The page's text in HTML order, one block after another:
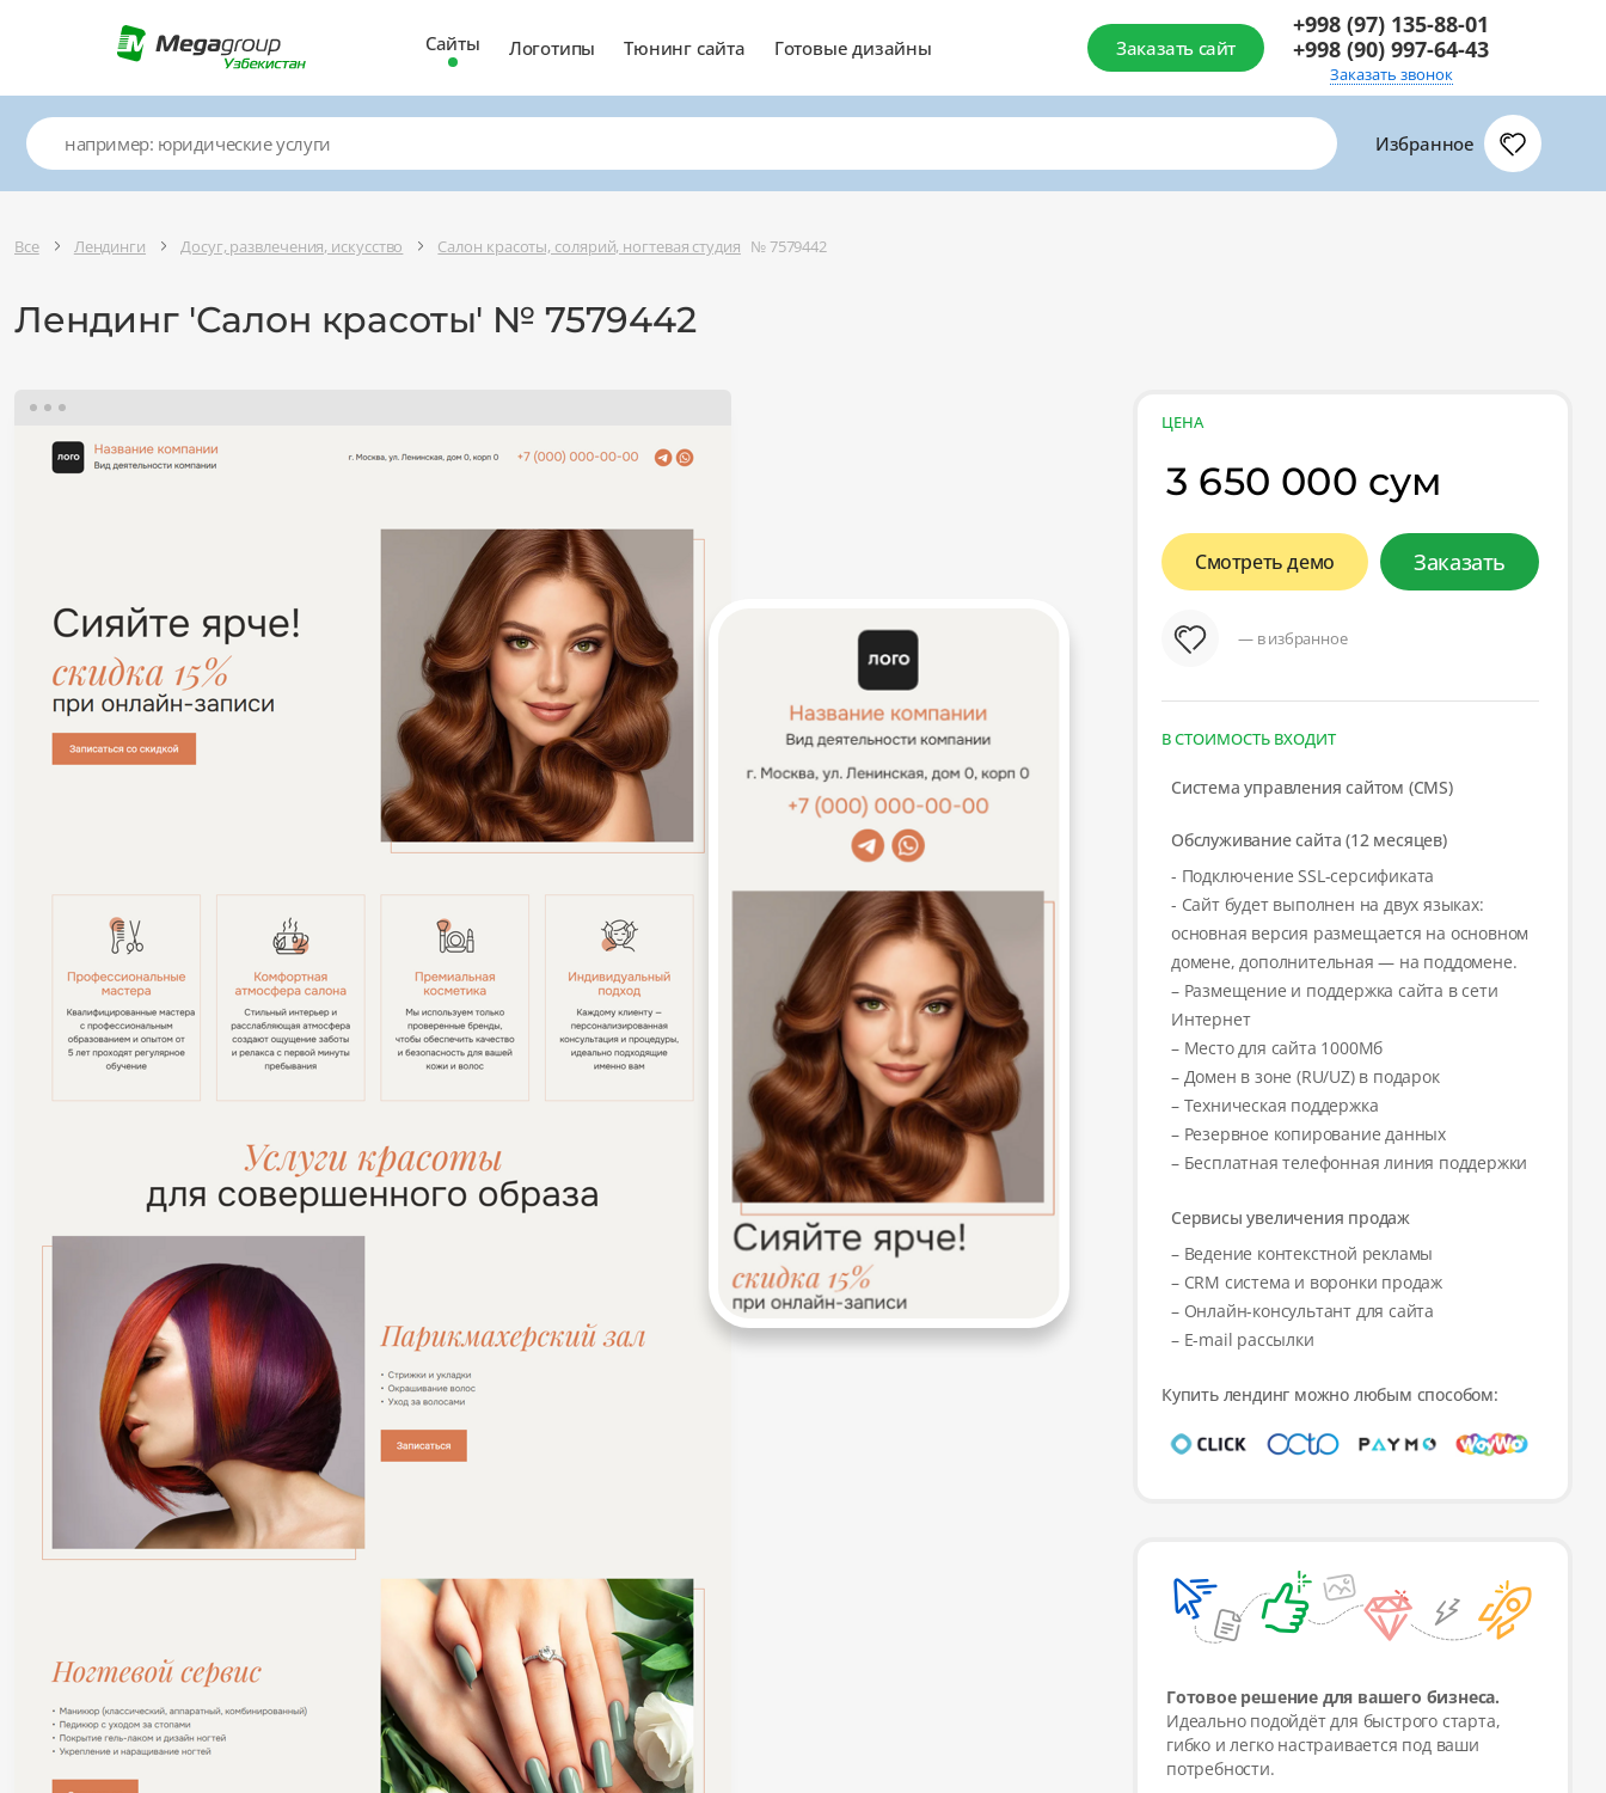
Сайты Логотипы Тюнинг сайта Готовые дизайны Заказать сайт
+998 (97) 135-88-01
+998 (90) 997-64-43
Заказать звонок
Избранное
Все Лендинги Досуг, развлечения, искусство Салон красоты, солярий, ногтевая студия № 7579442
Лендинг 'Салон красоты' № 7579442
ЦЕНА
3 650 000 сум
Смотреть демо Заказать
— в избранное
В СТОИМОСТЬ ВХОДИТ
Система управления сайтом (CMS)
Обслуживание сайта (12 месяцев)
- Подключение SSL-серсификата
- Сайт будет выполнен на двух языках:
основная версия размещается на основном
домене, дополнительная — на поддомене.
– Размещение и поддержка сайта в сети
Интернет
– Место для сайта 1000Мб
– Домен в зоне (RU/UZ) в подарок
– Техническая поддержка
– Резервное копирование данных
– Бесплатная телефонная линия поддержки
Сервисы увеличения продаж
– Ведение контекстной рекламы
– CRM система и воронки продаж
– Онлайн-консультант для сайта
– E-mail рассылки
Купить лендинг можно любым способом:
Готовое решение для вашего бизнеса.
Идеально подойдёт для быстрого старта,
гибко и легко настраивается под ваши
потребности.